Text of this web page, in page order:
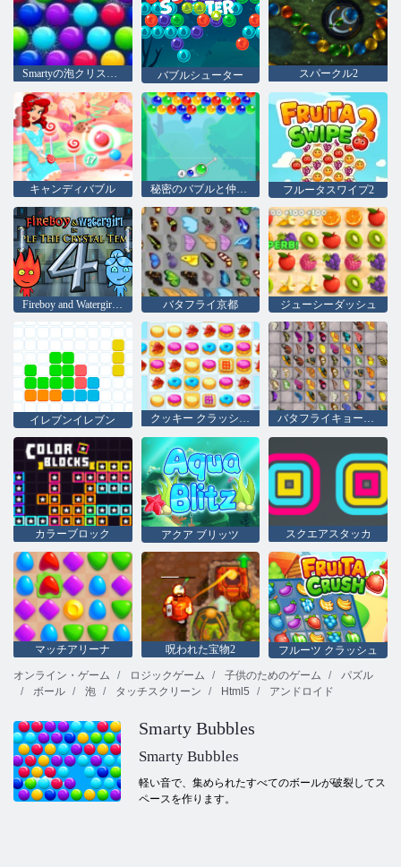
Smartyの泡クリスマス版 バブルシューター スパークル2
キャンディバブル 秘密のバブルと仲間たち フルータスワイプ2
Fireboy and Watergirl 4：クリスタル寺院 バタフライ京都 ジューシーダッシュ
イレブンイレブン クッキー クラッシュ 2 バタフライキョーダイHD
カラーブロック アクア ブリッツ スクエアスタッカ
マッチアリーナ 呪われた宝物2
フルーツ クラッシュ
オンライン・ゲーム
ロジックゲーム 子供のためのゲーム
パズル
ボール
泡 タッチスクリーン Html5 アンドロイド
Smarty Bubbles
Smarty Bubbles
軽い音で、集められたすべてのボールが破裂してス
ペースを作ります。